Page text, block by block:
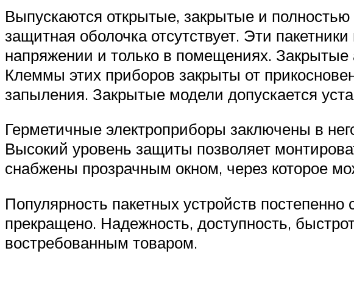
Выпускаются открытые, закрытые и
защитная оболочка отсутствует. Эти
напряжении и только в помещениях.
Клеммы этих приборов закрыты от
запыления. Закрытые модели допускается
Герметичные электроприборы заключены в
Высокий уровень защиты позволяет
снабжены прозрачным окном, через которое
Популярность пакетных устройств
прекращено. Надежность, доступность,
востребованным товаром.